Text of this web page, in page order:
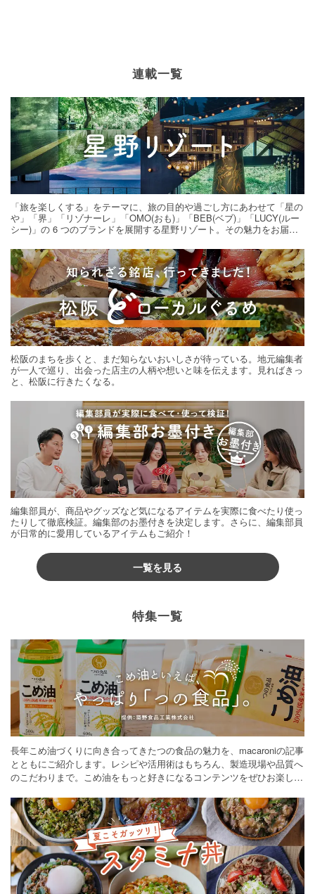
連載一覧
「旅を楽しくする」をテーマに、旅の目的や過ごし方にあわせて「星の
や」「界」「リゾナーレ」「OMO(おも)」「BEB(ベブ)」「LUCY(ルー
シー)」の 6 つのブランドを展開する星野リゾート。その魅力をお届け
松阪のまちを歩くと、まだ知らないおいしさが待っている。地元編集者
が一人で巡り、出会った店主の人柄や想いと味を伝えます。見ればきっ
と、松阪に行きたくなる。
編集部員が、商品やグッズなど気になるアイテムを実際に食べたり使っ
たりして徹底検証。編集部のお墨付きを決定します。さらに、編集部員
が日常的に愛用しているアイテムもご紹介！
一覧を見る
特集一覧
長年こめ油づくりに向き合ってきたつの食品の魅力を、macaroniの記事
とともにご紹介します。レシピや活用術はもちろん、製造現場や品質へ
のこだわりまで。こめ油をもっと好きになるコンテンツをぜひお楽しみ